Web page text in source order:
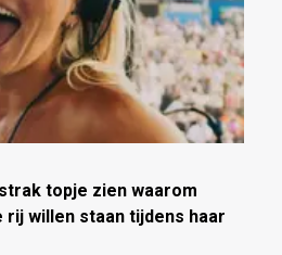
topje zien waarom
willen staan tijdens haar